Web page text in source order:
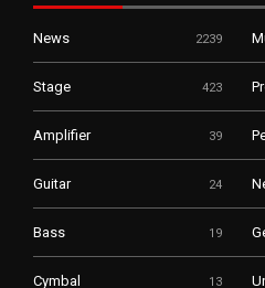
News 2239
Stage 423
Amplifier 39
Guitar 24
Bass 19
Cymbal 13